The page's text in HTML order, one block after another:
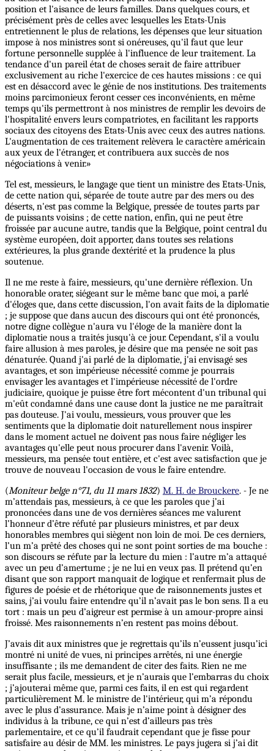
position et l'aisance de leurs familles. Dans quelques cours, et
précisément près de celles avec lesquelles les Etats-Unis
entretiennent le plus de relations, les dépenses que leur situation
impose à nos ministres sont si onéreuses, qu'il faut que leur
fortune personnelle supplée à l'influence de leur traitement. La
tendance d'un pareil état de choses serait de faire attribuer
exclusivement au riche l'exercice de ces hautes missions : ce qui
est en désaccord avec le génie de nos institutions. Des traitements
moins parcimonieux feront cesser ces inconvénients, en même
temps qu'ils permettront à nos ministres de remplir les devoirs de
l'hospitalité envers leurs compatriotes, en facilitant les rapports
sociaux des citoyens des Etats-Unis avec ceux des autres nations.
L'augmentation de ces traitement relèvera le caractère américain
aux yeux de l'étranger, et contribuera aux succès de nos
négociations à venir.»
Tel est, messieurs, le langage que tient un ministre des Etats-Unis,
de cette nation qui, séparée de toute autre par des mers ou des
déserts, n'est pas comme la Belgique, pressée de toutes parts par
de puissants voisins ; de cette nation, enfin, qui ne peut être
froissée par aucune autre, tandis que la Belgique, point central du
système européen, doit apporter, dans toutes ses relations
extérieures, la plus grande dextérité et la prudence la plus
soutenue.
Il ne me reste à faire, messieurs, qu'une dernière réflexion. Un
honorable orater, siégeant sur le même banc que moi, a parlé
d'éloges que, dans cette discussion, l'on avait faits de la diplomatie
; je suppose que dans aucun des discours qui ont été prononcés,
notre digne collègue n'aura vu l'éloge de la manière dont la
diplomatie nous a traités jusqu'à ce jour. Cependant, s'il a voulu
faire allusion à mes paroles, je désire que ma pensée ne soit pas
dénaturée. Quand j'ai parlé de la diplomatie, j'ai envisagé ses
avantages, et son impérieuse nécessité comme je pourrais
envisager les avantages et l'impérieuse nécessité de l'ordre
judiciaire, quoique je puisse être fort mécontent d'un tribunal qui
m'eût condamné dans une cause dont la justice ne me paraîtrait
pas douteuse. J'ai voulu, messieurs, vous prouver que les
sentiments que la diplomatie doit naturellement nous inspirer
dans le moment actuel ne doivent pas nous faire négliger les
avantages qu'elle peut nous procurer dans l'avenir. Voilà,
messieurs, ma pensée tout entière, et c'est avec satisfaction que je
trouve de nouveau l'occasion de vous le faire entendre.
(Moniteur belge n°71, du 11 mars 1832) M. H. de Brouckere. - Je ne
m’attendais pas, messieurs, à ce que les paroles que j’ai
prononcées dans une de vos dernières séances me valurent
l’honneur d’être réfuté par plusieurs ministres, et par deux
honorables membres qui siègent non loin de moi. De ces derniers,
l’un m’a prêté des choses qui ne sont point sorties de ma bouche :
son discours se réfute par la lecture du mien : l’autre m’a attaqué
avec un peu d’amertume ; je ne lui en veux pas. Il prétend qu’en
disant que son rapport manquait de logique et renfermait plus de
figures de poésie et de rhétorique que de raisonnements justes et
sains, j’ai voulu faire entendre qu’il n’avait pas le bon sens. Il a eu
tort : mais un peu d’aigreur est permise à un amour-propre ainsi
froissé. Mes raisonnements n’en restent pas moins débout.
J’avais dit aux ministres que je regrettais qu’ils n’eussent jusqu’ici
montré ni unité de vues, ni principes arrêtés, ni une énergie
insuffisante ; ils me demandent de citer des faits. Rien ne me
serait plus facile, messieurs, et je n’aurais que l’embarras du choix
; j’ajouterai même que, parmi ces faits, il en est qui regardent
particulièrement M. le ministre de l'intérieur, qui m’a répondu
avec le plus d’assurance. Mais je n’aime point à désigner des
individus à la tribune, ce qui n’est d’ailleurs pas très
parlementaire, et ce qu’il faudrait cependant que je fisse pour
satisfaire au désir de MM. les ministres. Le pays jugera si j’ai dit